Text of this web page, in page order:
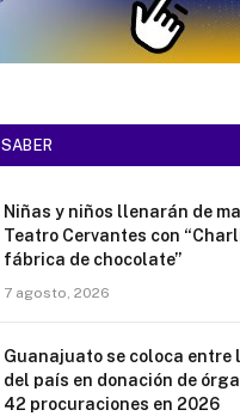
SABER
Niñas y niños llenarán de
Teatro Cervantes con
fábrica de chocolate”
7 agosto, 2026
Guanajuato se coloca entre
del país en donación de
42 procuraciones en 2026